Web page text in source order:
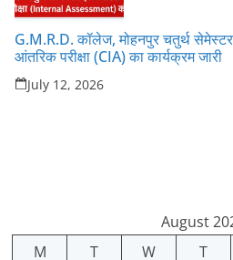
G.M.R.D. कॉलेज, मोहनपुर चतुर्थ
आंतरिक परीक्षा (CIA) का कार्यक्रम जारी
July 12, 2026
August
M
T W T